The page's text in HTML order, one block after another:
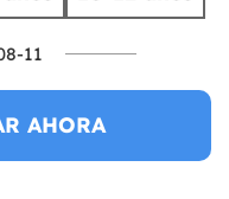
11
AHORA